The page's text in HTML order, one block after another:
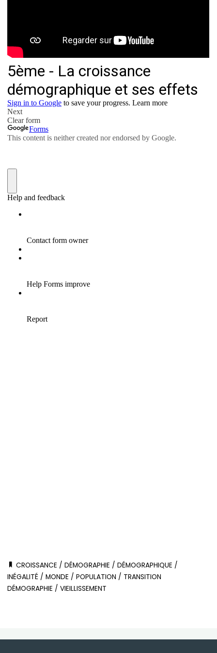
CROISSANCE /DÉMOGRAPHIE /DÉMOGRAPHIQUE /
INÉGALITÉ /MONDE /POPULATION / TRANSITION
DÉMOGRAPHIE /VIEILLISSEMENT